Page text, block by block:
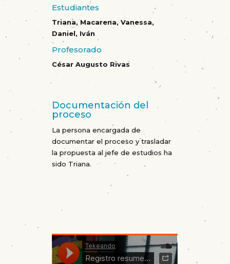
Estudiantes
Triana, Macarena, Vanessa,
Daniel, Iván
Profesorado
César Augusto Rivas
Documentación del
proceso
La persona encargada de
documentar el proceso y trasladar
la propuesta al jefe de estudios ha
sido Triana.